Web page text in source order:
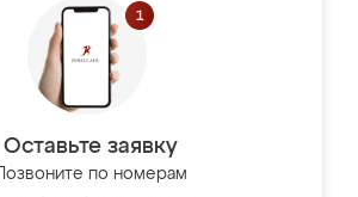
Оставьте заявку
Позвоните по номерам